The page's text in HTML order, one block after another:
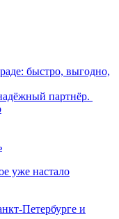
быстро, выгодно,
партнёр.
уже настало
Петербурге и